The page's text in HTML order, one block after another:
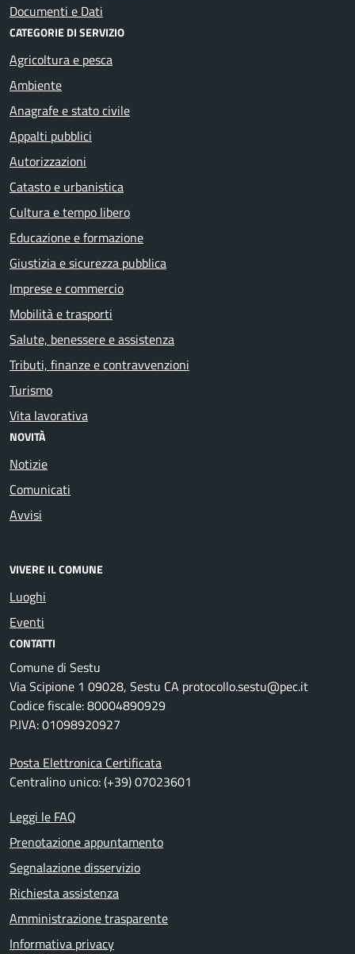
Documenti e Dati
CATEGORIE DI SERVIZIO
Agricoltura e pesca
Ambiente
Anagrafe e stato civile
Appalti pubblici
Autorizzazioni
Catasto e urbanistica
Cultura e tempo libero
Educazione e formazione
Giustizia e sicurezza pubblica
Imprese e commercio
Mobilità e trasporti
Salute, benessere e assistenza
Tributi, finanze e contravvenzioni
Turismo
Vita lavorativa
NOVITÀ
Notizie
Comunicati
Avvisi
VIVERE IL COMUNE
Luoghi
Eventi
CONTATTI
Comune di Sestu
Via Scipione 1 09028, Sestu CA protocollo.sestu@pec.it
Codice fiscale: 80004890929
P.IVA: 01098920927
Posta Elettronica Certificata
Centralino unico: (+39) 07023601
Leggi le FAQ
Prenotazione appuntamento
Segnalazione disservizio
Richiesta assistenza
Amministrazione trasparente
Informativa privacy